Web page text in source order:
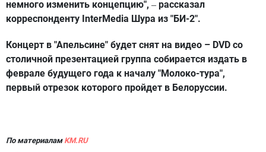
немного изменить концепцию", – рассказал
корреспонденту InterMedia Шура из "БИ-2".
Концерт в "Апельсине" будет снят на видео – DVD cо
столичной презентацией группа собирается издать в
феврале будущего года к началу "Молоко-тура",
первый отрезок которого пройдет в Белоруссии.
По материалам KM.RU